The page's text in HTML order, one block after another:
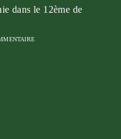
dans le 12ème de